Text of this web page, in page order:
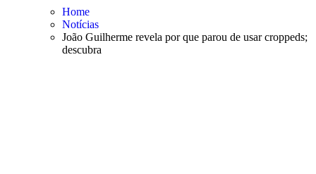
Home
Notícias
João Guilherme revela por que parou de usar croppeds;
descubra